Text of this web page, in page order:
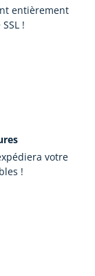
entièrement
!
votre
!